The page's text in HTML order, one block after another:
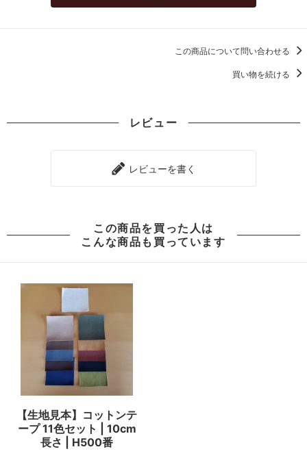
この商品について問い合わせる
買い物を続ける
レビュー
レビューを書く
この商品を買った人は
こんな商品も買っています
【生地見本】コットンテ
ープ 11色セット | 10cm
長さ | H500番